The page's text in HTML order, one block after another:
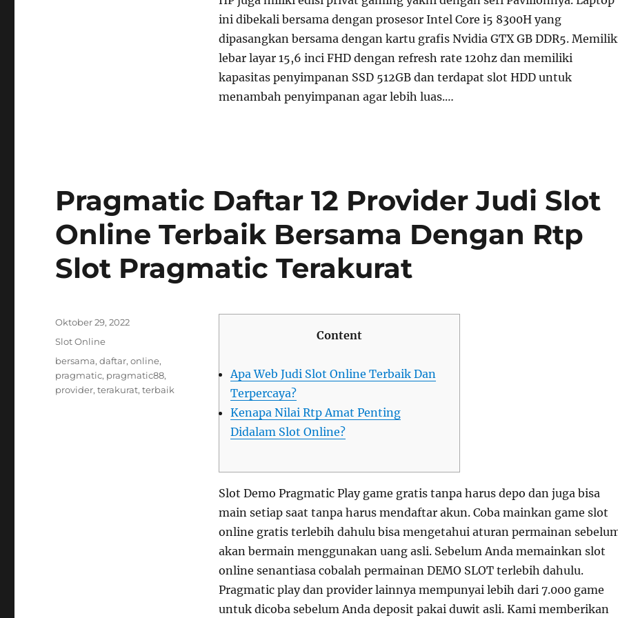
ini dibekali bersama dengan prosesor Intel Core i5 8300H yang
dipasangkan bersama dengan kartu grafis Nvidia GTX GB DDR5.
lebar layar 15,6 inci FHD dengan refresh rate 120hz dan memiliki
kapasitas penyimpanan SSD 512GB dan terdapat slot HDD untuk
menambah penyimpanan agar lebih luas.…
Pragmatic Daftar 12 Provider Judi Slot
Online Terbaik Bersama Dengan Rtp
Slot Pragmatic Terakurat
Content
Apa Web Judi Slot Online Terbaik Dan
Terpercaya?
Kenapa Nilai Rtp Amat Penting
Didalam Slot Online?
Slot Demo Pragmatic Play game gratis tanpa harus depo dan juga bisa
main setiap saat tanpa harus mendaftar akun. Coba mainkan game slot
online gratis terlebih dahulu bisa mengetahui aturan permainan
akan bermain menggunakan uang asli. Sebelum Anda memainkan slot
online senantiasa cobalah permainan DEMO SLOT terlebih dahulu.
Pragmatic play dan provider lainnya mempunyai lebih dari 7.000 game
untuk dicoba sebelum Anda deposit pakai duwit asli. Kami memberikan
Posted
on
Oktober 29, 2022
Categories
Slot Online
Tags
bersama,daftar,online,
pragmatic, pragmatic88,
provider,terakurat,terbaik